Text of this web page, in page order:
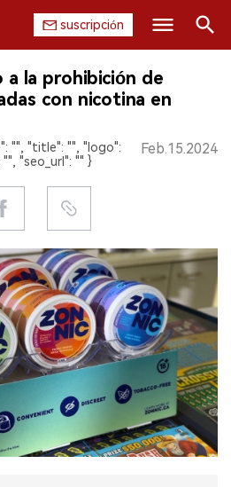
suscripción
a la prohibición de
con nicotina en
"", "title": "", "logo":
"seo_url": "" }
Feb.15.2024